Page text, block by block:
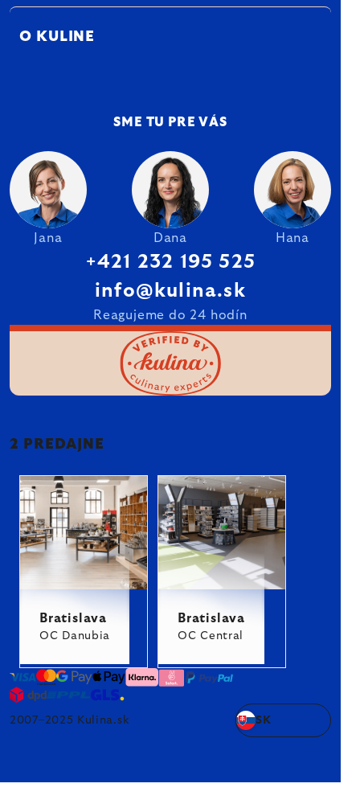
O KULINE
SME TU PRE VÁS
Jana Dana Hana
+421 232 195 525
info@kulina.sk
Reagujeme do 24 hodín
2 PREDAJNE
Bratislava
OC Danubia
Bratislava
OC Central
2007–2025 Kulina.sk SK